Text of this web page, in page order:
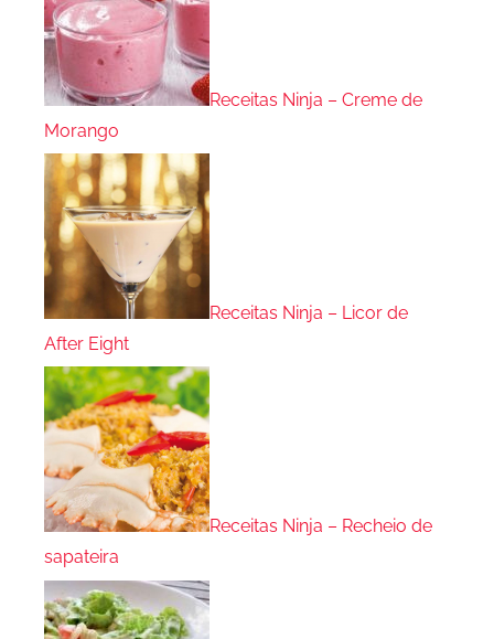
Receitas Ninja – Creme de
Morango
Receitas Ninja – Licor de
After Eight
Receitas Ninja – Recheio de
sapateira